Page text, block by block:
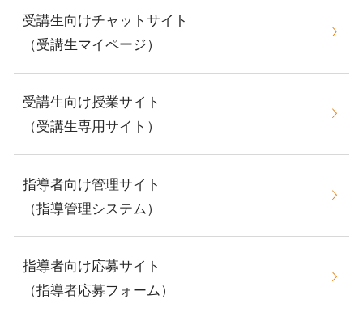
受講生向けチャットサイト
（受講生マイページ）
受講生向け授業サイト
（受講生専用サイト）
指導者向け管理サイト
（指導管理システム）
指導者向け応募サイト
（指導者応募フォーム）